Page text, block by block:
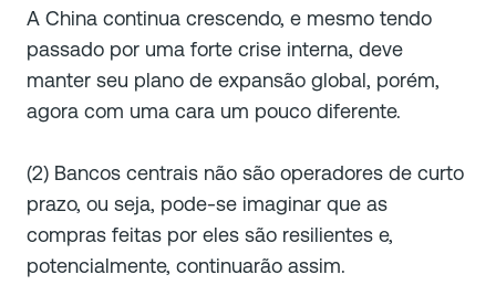
A China continua crescendo, e mesmo tendo
passado por uma forte crise interna, deve
manter seu plano de expansão global, porém,
agora com uma cara um pouco diferente.
(2) Bancos centrais não são operadores de curto
prazo, ou seja, pode-se imaginar que as
compras feitas por eles são resilientes e,
potencialmente, continuarão assim.